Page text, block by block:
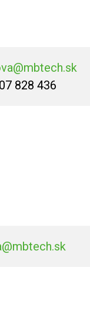
828 436